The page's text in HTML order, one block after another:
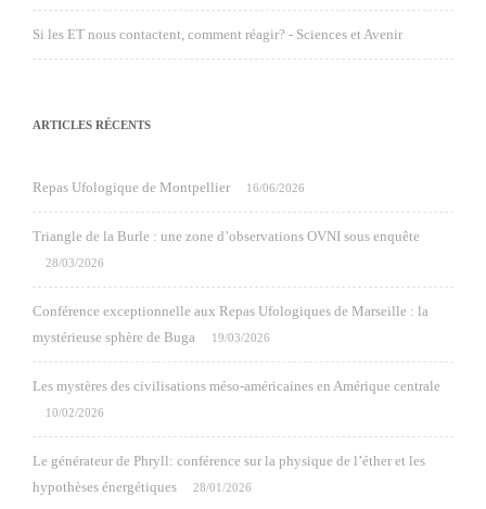
Si les ET nous contactent, comment réagir? - Sciences et Avenir
ARTICLES RÉCENTS
Repas Ufologique de Montpellier 16/06/2026
Triangle de la Burle : une zone d’observations OVNI sous enquête
28/03/2026
Conférence exceptionnelle aux Repas Ufologiques de Marseille : la
mystérieuse sphère de Buga
19/03/2026
Les mystères des civilisations méso-américaines en Amérique centrale
10/02/2026
Le générateur de Phryll: conférence sur la physique de l’éther et les
hypothèses énergétiques
28/01/2026